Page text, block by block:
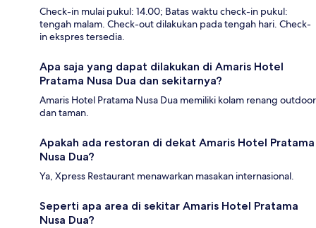
Check-in mulai pukul: 14.00; Batas waktu check-in pukul:
tengah malam. Check-out dilakukan pada tengah hari. Check-
in ekspres tersedia.
Apa saja yang dapat dilakukan di Amaris Hotel
Pratama Nusa Dua dan sekitarnya?
Amaris Hotel Pratama Nusa Dua memiliki kolam renang outdoor
dan taman.
Apakah ada restoran di dekat Amaris Hotel Pratama
Nusa Dua?
Ya, Xpress Restaurant menawarkan masakan internasional.
Seperti apa area di sekitar Amaris Hotel Pratama
Nusa Dua?